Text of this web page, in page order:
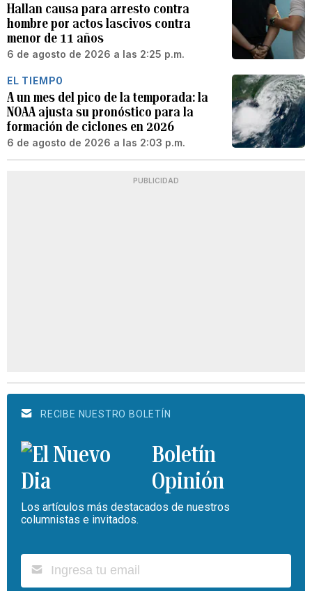
Hallan causa para arresto contra
hombre por actos lascivos contra
menor de 11 años
6 de agosto de 2026 a las 2:25 p.m.
EL TIEMPO
A un mes del pico de la temporada: la
NOAA ajusta su pronóstico para la
formación de ciclones en 2026
6 de agosto de 2026 a las 2:03 p.m.
PUBLICIDAD
RECIBE NUESTRO BOLETÍN
Boletín
Opinión
Los artículos más destacados de nuestros
columnistas e invitados.